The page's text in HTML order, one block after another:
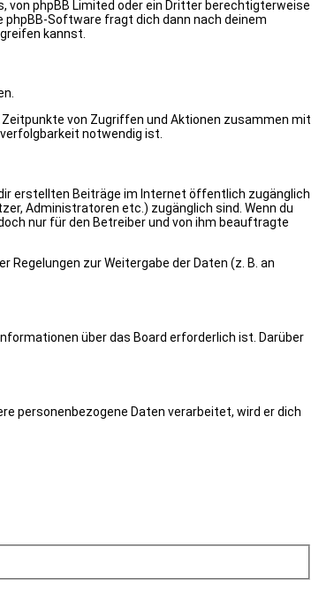
von phpBB Limited oder ein Dritter berechtigterweise
phpBB-Software fragt dich dann nach deinem
kannst.
von Zugriffen und Aktionen zusammen mit
notwendig ist.
erstellten Beiträge im Internet öffentlich zugänglich
Administratoren etc.) zugänglich sind. Wenn du
nur für den Betreiber und von ihm beauftragte
zur Weitergabe der Daten (z. B. an
über das Board erforderlich ist. Darüber
personenbezogene Daten verarbeitet, wird er dich